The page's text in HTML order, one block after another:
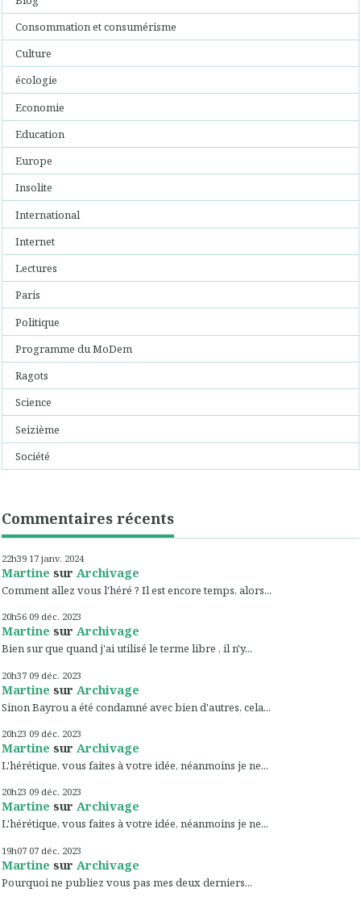
Consommation et consumérisme
Culture
écologie
Economie
Education
Europe
Insolite
International
Internet
Lectures
Paris
Politique
Programme du MoDem
Ragots
Science
Seizième
Société
Commentaires récents
22h39 17 janv. 2024
Martine sur Archivage
Comment allez vous l'héré ? Il est encore temps, alors...
20h56 09 déc. 2023
Martine sur Archivage
Bien sur que quand j'ai utilisé le terme libre , il n'y...
20h37 09 déc. 2023
Martine sur Archivage
Sinon Bayrou a été condamné avec bien d'autres, cela...
20h23 09 déc. 2023
Martine sur Archivage
L'hérétique, vous faites à votre idée, néanmoins je ne...
20h23 09 déc. 2023
Martine sur Archivage
L'hérétique, vous faites à votre idée, néanmoins je ne...
19h07 07 déc. 2023
Martine sur Archivage
Pourquoi ne publiez vous pas mes deux derniers...